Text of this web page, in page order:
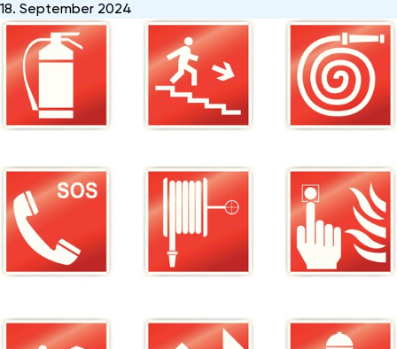
18. September 2024